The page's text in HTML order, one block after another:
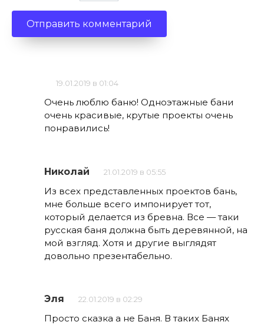
19.01.2019 в 01:04
Очень люблю баню! Одноэтажные бани
очень красивые, крутые проекты очень
понравились!
Николай 21.01.2019 в 05:55
Из всех представленных проектов бань,
мне больше всего импонирует тот,
который делается из бревна. Все — таки
русская баня должна быть деревянной, на
мой взгляд. Хотя и другие выглядят
довольно презентабельно.
Эля 22.01.2019 в 02:29
Просто сказка а не Баня. В таких Банях